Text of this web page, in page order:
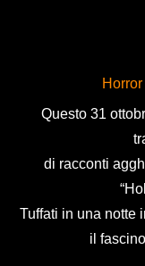
Questo 31
di racconti
Tuffati in una notte
il